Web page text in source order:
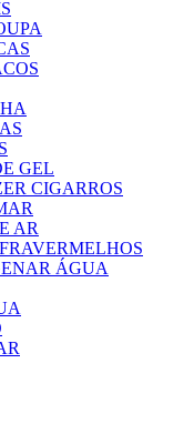
GEL
CIGARROS
AR
ÁGUA